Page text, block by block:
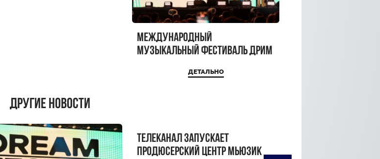
Международный
музыкальный фестиваль ДРИМ
ДЕТАЛЬНО
Другие новости
Телеканал запускает
продюсерский центр Мьюзик